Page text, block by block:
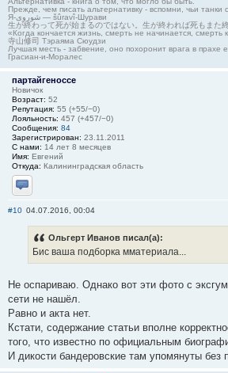
Прежде, чем писать альтернативку - вспомни, чьи танки
Я-شوروی — šûravî-Шурави
生が終わって死が始まるのではない。生が終われば死もまた
«Когда кончается жизнь, смерть не начинается, смерть
寺山修司 Тэраяма Сюудзи
Лучшая месть - забвение, оно похоронит врага в прахе
Грасиан-и-Моралес
партайгеноссе
Новичок
Возраст: 52
Репутация: 55 (+55/−0)
Лояльность: 457 (+457/−0)
Сообщения: 84
Зарегистрирован: 23.11.2011
С нами: 14 лет 8 месяцев
Имя: Евгений
Откуда: Калининградская область
Отправить личное сообщение
#10 04.07.2016, 00:04
Ольгерт Иванов писал(а):
Бис ваша подборка мматериала...
Не оспариваю. Однако вот эти фото с
сети не нашёл.
Равно и акта нет.
Кстати, содержание статьи вполне
того, что известно по официальным
И дикости бандеровские там упомянуты без